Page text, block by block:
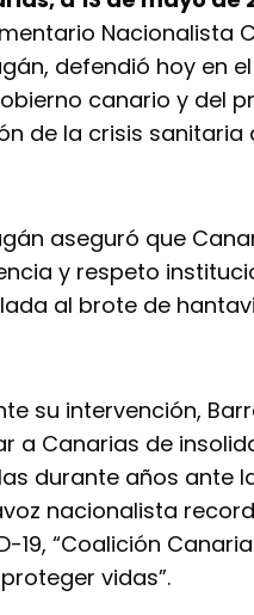
Nacionalista
defendió hoy en
canario y del
de la crisis sanitaria
aseguró que
y respeto
al brote de
su intervención,
a Canarias de
durante años ante
nacionalista
19, “Coalición
vidas”.